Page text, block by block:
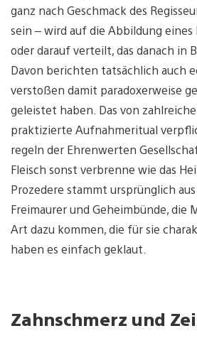
ganz nach Geschmack des
sein – wird auf die Abbildung
oder darauf verteilt, das danach in
Davon berichten tatsächlich auch
verstoßen damit paradoxerweise
geleistet haben. Das von
praktizierte Aufnahmeritual
regeln der Ehrenwerten
Fleisch sonst verbrenne wie das
Prozedere stammt ursprünglich
Freimaurer und Geheimbünde, die
Art dazu kommen, die für sie
haben es einfach geklaut.
Zahnschmerz und